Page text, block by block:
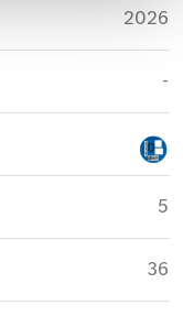
2026
-
5
36